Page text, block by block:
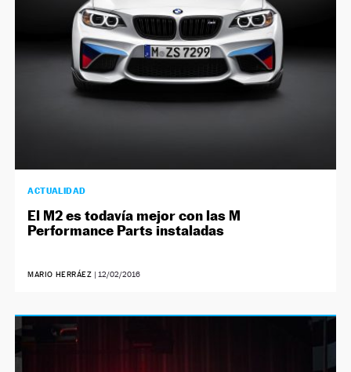
ACTUALIDAD
El M2 es todavía mejor con las M
Performance Parts instaladas
MARIO HERRÁEZ | 12/02/2016